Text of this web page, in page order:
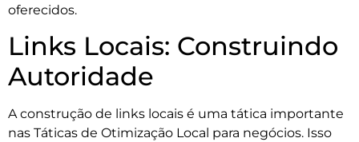
oferecidos.
Links Locais: Construindo
Autoridade
A construção de links locais é uma tática importante
nas Táticas de Otimização Local para negócios. Isso